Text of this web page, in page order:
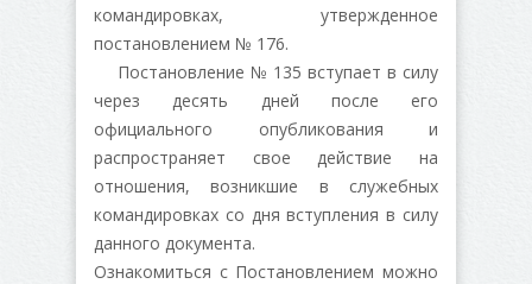
командировках, утвержденное
постановлением № 176.
Постановление № 135 вступает в силу
через десять дней после его
официального опубликования и
распространяет свое действие на
отношения, возникшие в служебных
командировках со дня вступления в силу
данного документа.
Ознакомиться с Постановлением можно